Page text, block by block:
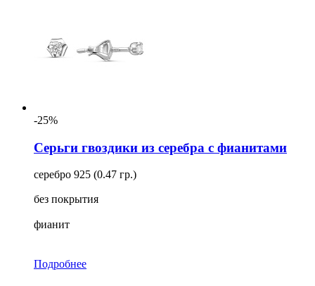
-25%
Серьги гвоздики из серебра с фианитами
серебро 925 (0.47 гр.)
без покрытия
фианит
Подробнее